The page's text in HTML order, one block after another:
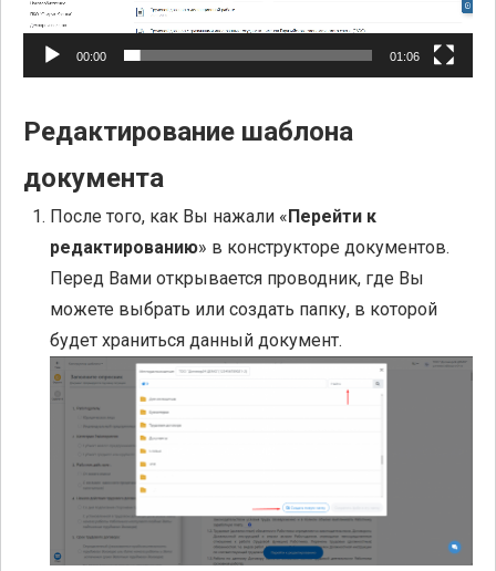
00:00 01:06
Редактирование шаблона
документа
После того, как Вы нажали « Перейти к
редактированию» в конструкторе документов.
Перед Вами открывается проводник, где Вы
можете выбрать или создать папку, в которой
будет храниться данный документ.